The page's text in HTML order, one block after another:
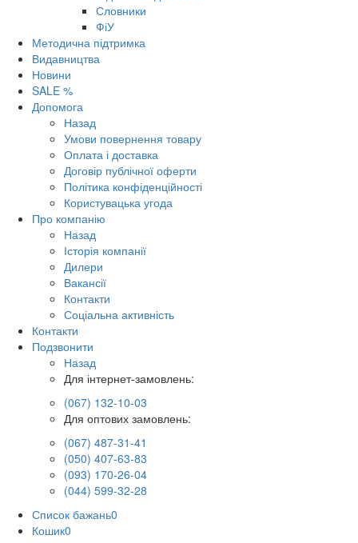
Словники
ФіУ
Методична підтримка
Видавництва
Новини
SALE %
Допомога
Назад
Умови повернення товару
Оплата і доставка
Договір публічної оферти
Політика конфіденційності
Користувацька угода
Про компанію
Назад
Історія компанії
Дилери
Вакансії
Контакти
Соціальна активність
Контакти
Подзвонити
Назад
Для інтернет-замовлень:
(067) 132-10-03
Для оптових замовлень:
(067) 487-31-41
(050) 407-63-83
(093) 170-26-04
(044) 599-32-28
Список бажань0
Кошик0